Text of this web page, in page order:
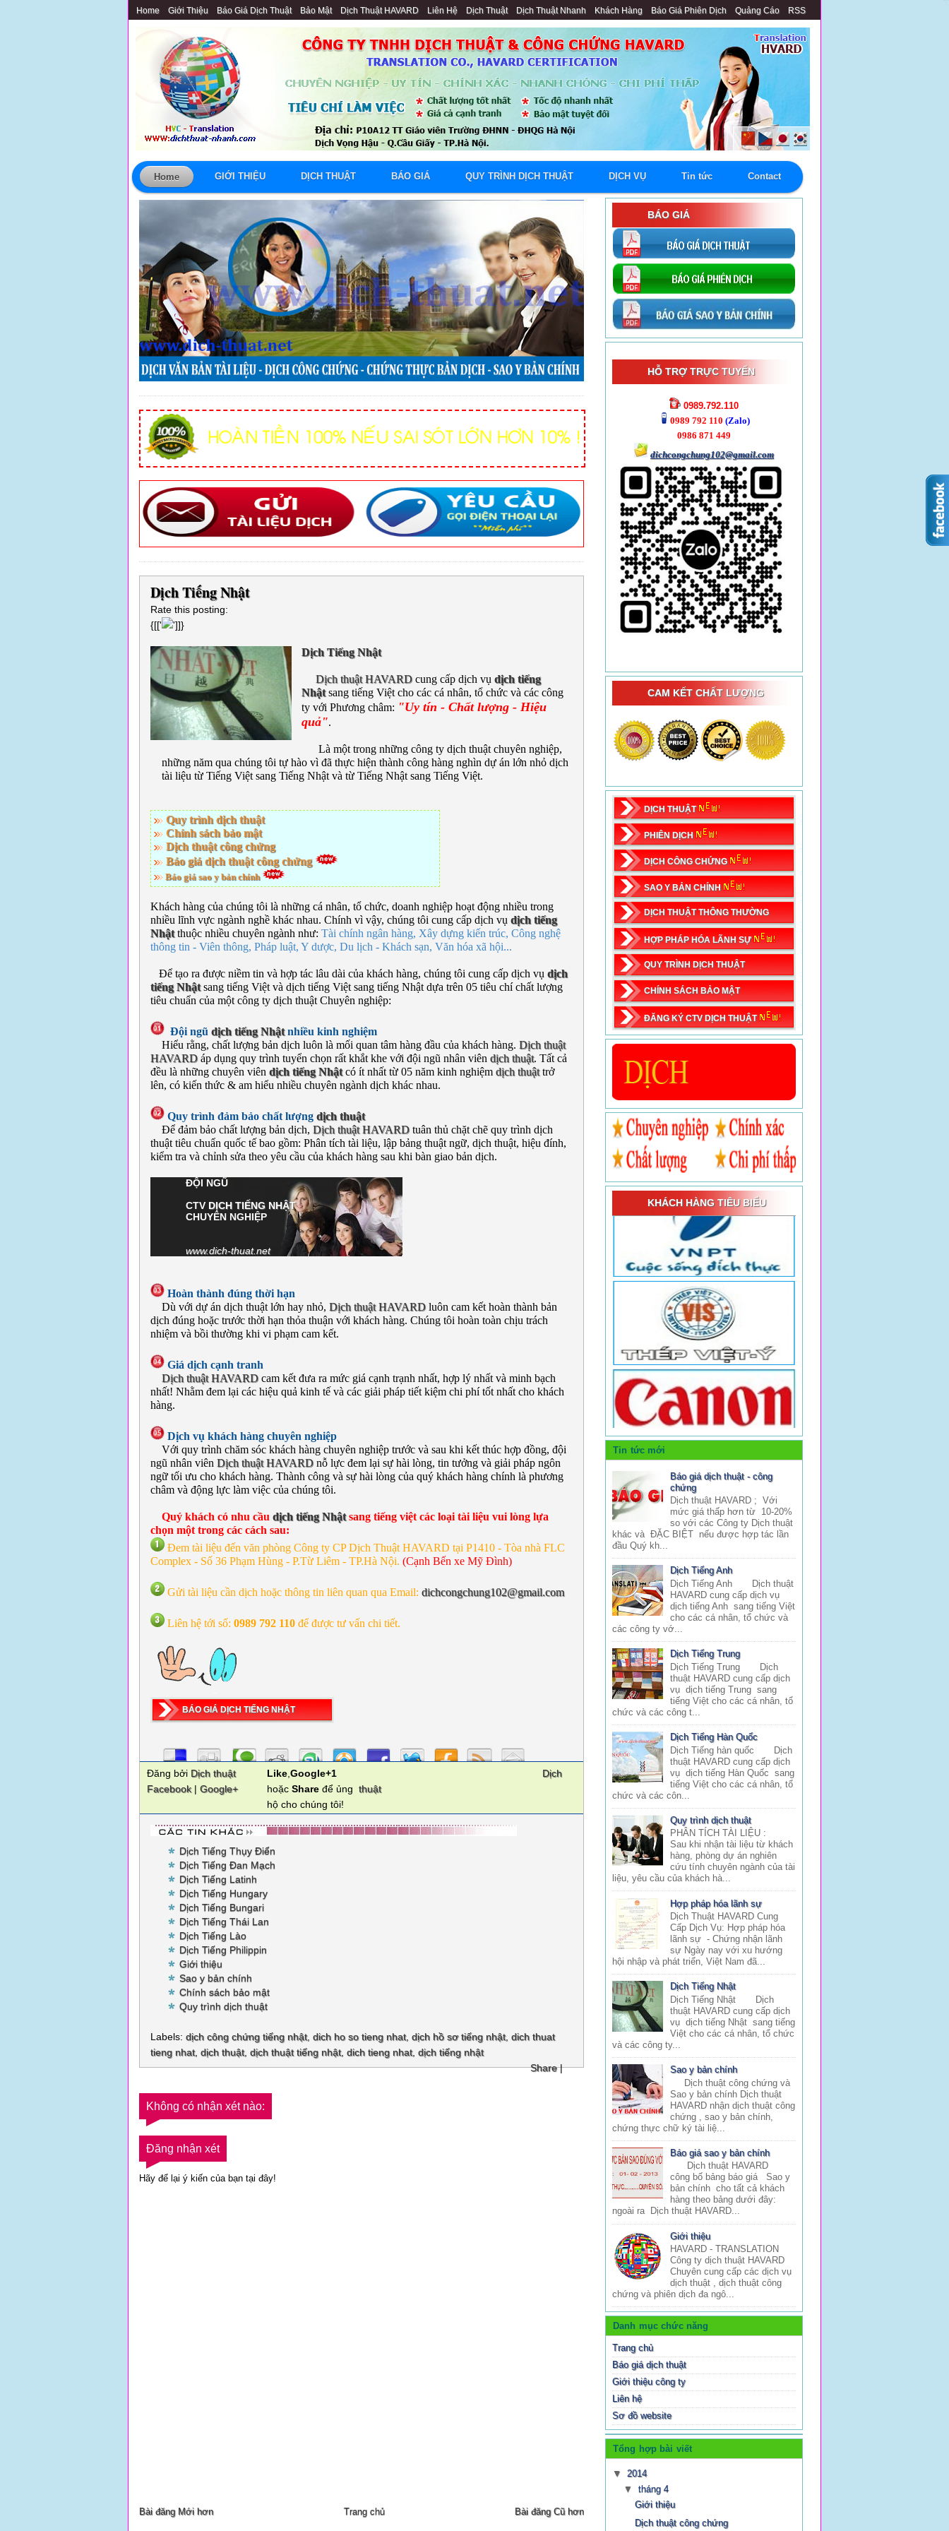
Home Giới Thiệu Báo Giá Dịch Thuật Bảo Mật Dịch Thuật HAVARD Liên Hệ Dịch Thuật Dịch Thuật Nhanh Khách Hàng Báo Giá Phiên Dịch Quảng Cáo RSS
Home GIỚI THIỆU DỊCH THUẬT BÁO GIÁ QUY TRÌNH DỊCH THUẬT DỊCH VỤ Tin tức Contact
Dịch Tiếng Nhật
Rate this posting:
{[['
']]}
Dịch Tiếng Nhật
Dịch thuật HAVARD cung cấp dịch vụ dịch tiếng
Nhậtsang tiếng Việt cho các cá nhân, tổ chức và các công
ty với Phương châm: "Uy tín - Chất lượng - Hiệu
quả".
Là một trong những công ty dịch thuật chuyên nghiệp,
những năm qua chúng tôi tự hào vì đã thực hiện thành công hàng nghìn dự án lớn nhỏ dịch
tài liệu từ Tiếng Việt sang Tiếng Nhật và từ Tiếng Nhật sang Tiếng Việt.
Quy trình dịch thuật
Chính sách bảo mật
Dịch thuật công chứng
Báo giá dịch thuật công chứng
Báo giá sao y bản chính
Khách hàng của chúng tôi là những cá nhân, tổ chức, doanh nghiệp hoạt động nhiều trong
nhiều lĩnh vực ngành nghề khác nhau. Chính vì vậy, chúng tôi cung cấp dịch vụ dịch tiếng
Nhậtthuộc nhiều chuyên ngành như: Tài chính ngân hàng, Xây dựng kiến trúc, Công nghệ
thông tin - Viên thông, Pháp luật, Y dược, Du lịch - Khách sạn, Văn hóa xã hội...
Để tạo ra được niềm tin và hợp tác lâu dài của khách hàng, chúng tôi cung cấp dịch vụ dịch
tiếng Nhật sang tiếng Việt và dịch tiếng Việt sang tiếng Nhật dựa trên 05 tiêu chí chất lượng
tiêu chuẩn của một công ty dịch thuật Chuyên nghiệp:
Đội ngũ dịch tiếng Nhậtnhiều kinh nghiệm
Hiểu rằng, chất lượng bản dịch luôn là mối quan tâm hàng đầu của khách hàng. Dịch thuật
HAVARD áp dụng quy trình tuyển chọn rất khắt khe với đội ngũ nhân viên dịch thuật. Tất cả
đều là những chuyên viên dịch tiếng Nhậtcó ít nhất từ 05 năm kinh nghiệm dịch thuậttrở
lên, có kiến thức & am hiểu nhiều chuyên ngành dịch khác nhau.
Quy trình đảm bảo chất lượng dịch thuật
Để đảm bảo chất lượng bản dịch, Dịch thuật HAVARD tuân thủ chặt chẽ quy trình dịch
thuật tiêu chuẩn quốc tế bao gồm: Phân tích tài liệu, lập bảng thuật ngữ, dịch thuật, hiệu đính,
kiểm tra và chỉnh sửa theo yêu cầu của khách hàng sau khi bàn giao bản dịch.
ĐỘI NGŨ
CTV DỊCH TIẾNG NHẬT
CHUYÊN NGHIỆP
www.dich-thuat.net
Hoàn thành đúng thời hạn
Dù với dự án dịch thuật lớn hay nhỏ, Dịch thuật HAVARD luôn cam kết hoàn thành bản
dịch đúng hoặc trước thời hạn thỏa thuận với khách hàng. Chúng tôi hoàn toàn chịu trách
nhiệm và bồi thường khi vi phạm cam kết.
Giá dịch cạnh tranh
Dịch thuật HAVARD cam kết đưa ra mức giá cạnh trạnh nhất, hợp lý nhất và minh bạch
nhất! Nhằm đem lại các hiệu quả kinh tế và các giải pháp tiết kiệm chi phí tốt nhất cho khách
hàng.
Dịch vụ khách hàng chuyên nghiệp
Với quy trình chăm sóc khách hàng chuyên nghiệp trước và sau khi kết thúc hợp đồng, đội
ngũ nhân viên Dịch thuật HAVARD nỗ lực đem lại sự hài lòng, tin tưởng và giải pháp ngôn
ngữ tối ưu cho khách hàng. Thành công và sự hài lòng của quý khách hàng chính là phương
châm và động lực làm việc của chúng tôi.
Quý khách có nhu cầu dịch tiếng Nhậtsang tiếng việt các loại tài liệu vui lòng lựa
chọn một trong các cách sau:
Đem tài liệu đến văn phòng Công ty CP Dịch Thuật HAVARD tại P1410 - Tòa nhà FLC
Complex - Số 36 Phạm Hùng - P.Từ Liêm - TP.Hà Nội. (Cạnh Bến xe Mỹ Đình)
Gửi tài liệu cần dịch hoặc thông tin liên quan qua Email: dichcongchung102@gmail.com
Liên hệ tới số: 0989 792 110 để được tư vấn chi tiết.
BÁO GIÁ DỊCH TIẾNG NHẬT
Đăng bởi Dịch thuật
Facebook| Google+
Like Google+1
hoặc Share để ủng
hộ cho chúng tôi!
Dịch
thuật
Dịch Tiếng Thụy Điển
Dịch Tiếng Đan Mạch
Dịch Tiếng Latinh
Dịch Tiếng Hungary
Dịch Tiếng Bungari
Dịch Tiếng Thái Lan
Dịch Tiếng Lào
Dịch Tiếng Philippin
Giới thiệu
Sao y bản chính
Chính sách bảo mật
Quy trình dịch thuật
Labels: dịch công chứng tiếng nhật, dich ho so tieng nhat, dịch hồ sơ tiếng nhật, dich thuat
tieng nhat, dịch thuật, dịch thuật tiếng nhật, dich tieng nhat, dịch tiếng nhật
Share |
Không có nhận xét nào:
Đăng nhận xét
Hãy để lại ý kiến của bạn tại đây!
Bài đăng Mới hơn Bài đăng Cũ hơn
Trang chủ
BÁO GIÁ
HỖ TRỢ TRỰC TUYẾN
0989.792.110
0989 792 110 (Zalo)
0986 871 449
dichcongchung102@gmail.com
CAM KẾT CHẤT LƯỢNG
DỊCH THUẬT
PHIÊN DỊCH
DỊCH CÔNG CHỨNG
SAO Y BẢN CHÍNH
DỊCH THUẬT THÔNG THƯỜNG
HỢP PHÁP HÓA LÃNH SỰ
QUY TRÌNH DỊCH THUẬT
CHÍNH SÁCH BẢO MẬT
ĐĂNG KÝ CTV DỊCH THUẬT
KHÁCH HÀNG TIÊU BIỂU
Tin tức mới
Báo giá dịch thuật - công
chứng
Dịch thuật HAVARD ; Với
mức giá thấp hơn từ 10-20%
so với các Công ty Dịch thuật
khác và ĐẶC BIỆT nếu được hợp tác lần
đầu Quý kh...
Dịch Tiếng Anh
Dịch Tiếng Anh Dịch thuật
HAVARD cung cấp dịch vụ
dịch tiếng Anh sang tiếng Việt
cho các cá nhân, tổ chức và
các công ty vớ...
Dịch Tiếng Trung
Dịch Tiếng Trung Dịch
thuật HAVARD cung cấp dịch
vụ dịch tiếng Trung sang
tiếng Việt cho các cá nhân, tổ
chức và các công t...
Dịch Tiếng Hàn Quốc
Dịch Tiếng hàn quốc Dịch
thuật HAVARD cung cấp dịch
vụ dịch tiếng Hàn Quốc sang
tiếng Việt cho các cá nhân, tổ
chức và các côn...
Quy trình dịch thuật
PHÂN TÍCH TÀI LIỆU :
Sau khi nhận tài liệu từ khách
hàng, phòng dự án nghiên
cứu tính chuyên ngành của tài
liệu, yêu cầu của khách hà...
Hợp pháp hóa lãnh sự
Dịch Thuật HAVARD Cung
Cấp Dịch Vụ: Hợp pháp hóa
lãnh sự - Chứng nhận lãnh
sự Ngày nay với xu hướng
hội nhập và phát triển, Việt Nam đã...
Dịch Tiếng Nhật
Dịch Tiếng Nhật Dịch
thuật HAVARD cung cấp dịch
vụ dịch tiếng Nhật sang tiếng
Việt cho các cá nhân, tổ chức
và các công ty...
Sao y bản chính
Dịch thuật công chứng và
Sao y bản chính Dịch thuật
HAVARD nhận dịch thuật công
chứng , sao y bản chính,
chứng thực chữ ký tài liệ...
Báo giá sao y bản chính
Dịch thuật HAVARD
công bố bảng báo giá Sao y
bản chính cho tất cả khách
hàng theo bảng dưới đây:
ngoài ra Dịch thuật HAVARD...
Giới thiệu
HAVARD - TRANSLATION
Công ty dịch thuật HAVARD
Chuyên cung cấp các dịch vụ
dịch thuật , dịch thuật công
chứng và phiên dịch đa ngô...
Danh mục chức năng
Trang chủ
Báo giá dịch thuật
Giới thiệu công ty
Liên hệ
Sơ đồ website
Tổng hợp bài viết
▼ 2014
▼ tháng 4
Giới thiệu
Dịch thuật công chứng